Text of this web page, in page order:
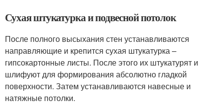
Сухая штукатурка и подвесной потолок
После полного высыхания стен устанавливаются
направляющие и крепится сухая штукатурка –
гипсокартонные листы. После этого их штукатурят и
шлифуют для формирования абсолютно гладкой
поверхности. Затем устанавливаются навесные и
натяжные потолки.